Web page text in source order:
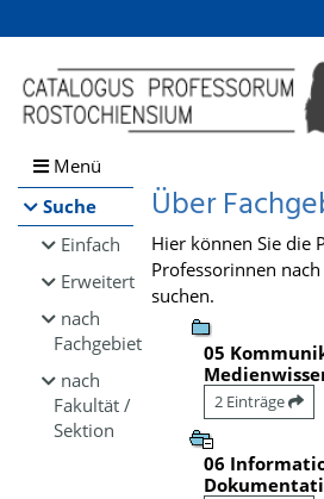
Browsen
direkt zum Inhalt
Menü
Suche
Einfach
Erweitert
nach
Fachgebiet
nach
Fakultät /
Sektion
Über
Hier können Sie die
Professorinnen
suchen.
05
2 Einträge
06